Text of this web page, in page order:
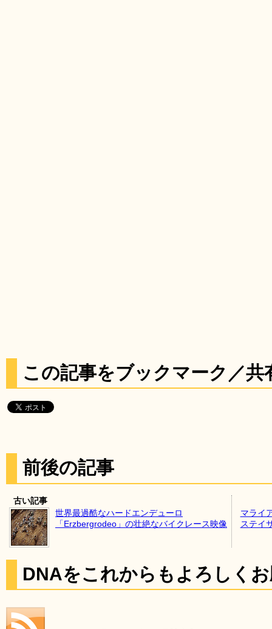
この記事をブックマーク／共
前後の記事
古い記事
世界最過酷なハードエンデューロ
「Erzbergrodeo」の壮絶なバイクレース映像
マライ
ステイ
DNAをこれからもよろしく